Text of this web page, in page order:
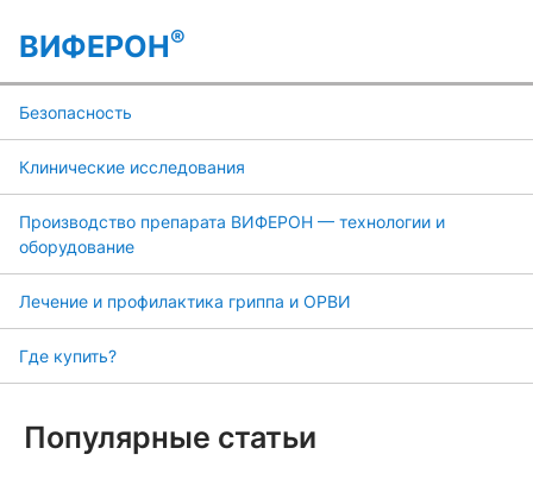
ВИФЕРОН®
Безопасность
Клинические исследования
Производство препарата ВИФЕРОН — технологии и
оборудование
Лечение и профилактика гриппа и ОРВИ
Где купить?
Популярные статьи